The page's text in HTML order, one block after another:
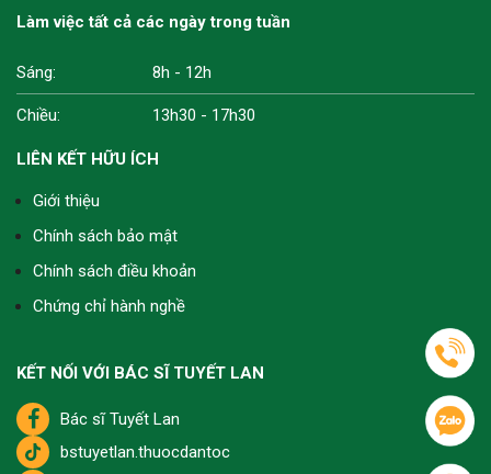
Làm việc tất cả các ngày trong tuần
Sáng: 8h - 12h
Chiều: 13h30 - 17h30
LIÊN KẾT HỮU ÍCH
Giới thiệu
Chính sách bảo mật
Chính sách điều khoản
Chứng chỉ hành nghề
KẾT NỐI VỚI BÁC SĨ TUYẾT LAN
Bác sĩ Tuyết Lan
bstuyetlan.thuocdantoc